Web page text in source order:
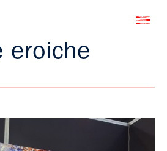
eroiche